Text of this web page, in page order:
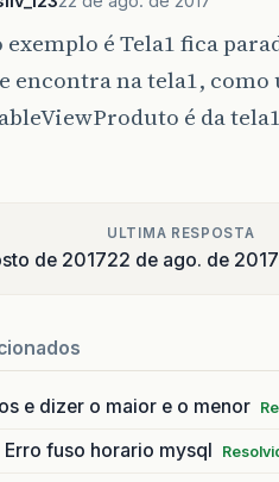
é Tela1 fica
encontra na tela1,
é da tela1
de 2017
ULTIMA RESPOSTA
22 de ago. de 2017
e dizer o maior e o menor
Erro fuso horario mysql